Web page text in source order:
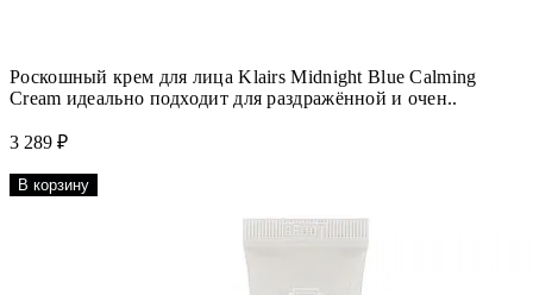
Роскошный крем для лица Klairs Midnight Blue Calming
Cream идеально подходит для раздражённой и очен..
3 289 ₽
В корзину